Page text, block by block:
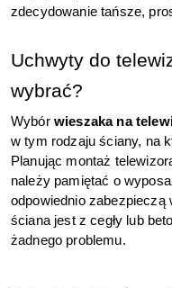
zdecydowanie tańsze,
Uchwyty do
wybrać?
Wybór wieszaka na
w tym rodzaju ściany, na
Planując montaż
należy pamiętać o
odpowiednio
ściana jest z cegły lub
żadnego problemu.